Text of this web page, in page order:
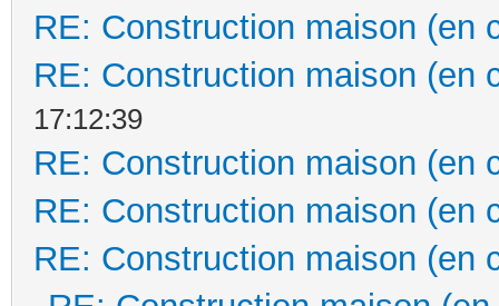
RE: Construction maison (en
RE: Construction maison (en
17:12:39
RE: Construction maison (en
RE: Construction maison (en
RE: Construction maison (en